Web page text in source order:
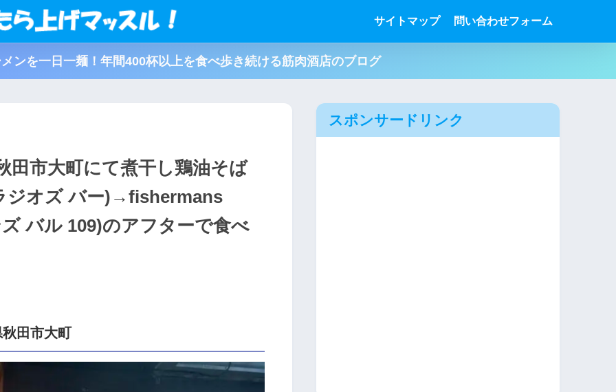
サイトマップ 問い合わせフォーム
ンを一日一麺！年間400杯以上を食べ歩き続ける筋肉酒店のブログ
田市大町にて煮干し鶏油そば
ジオズ バー)→fishermans
バル 109)のアフターで食べ
田市大町
スポンサードリンク